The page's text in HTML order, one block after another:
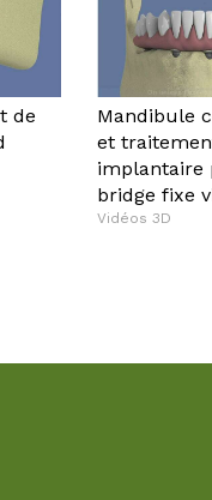
de
Mandibule
et
implantaire
bridge fixe
Vidéos 3D